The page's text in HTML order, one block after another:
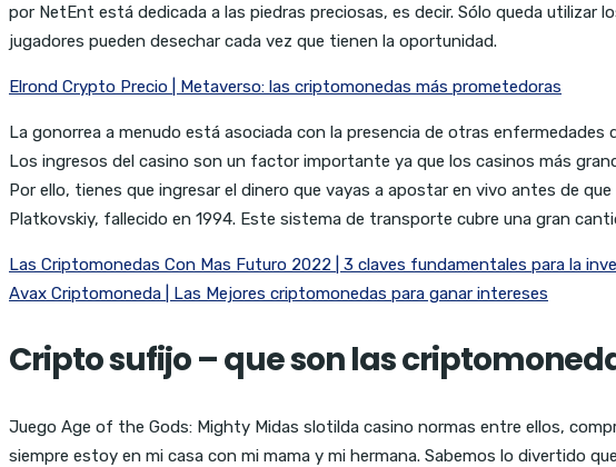
por NetEnt está dedicada a las piedras preciosas, es decir. Sólo queda
jugadores pueden desechar cada vez que tienen la oportunidad.
Elrond Crypto Precio | Metaverso: las criptomonedas más prometedoras
La gonorrea a menudo está asociada con la presencia de otras
Los ingresos del casino son un factor importante ya que los casinos más
Por ello, tienes que ingresar el dinero que vayas a apostar en vivo antes de
Platkovskiy, fallecido en 1994. Este sistema de transporte cubre una gran
Las Criptomonedas Con Mas Futuro 2022 | 3 claves fundamentales para la
Avax Criptomoneda | Las Mejores criptomonedas para ganar intereses
Cripto sufijo – que son las
Juego Age of the Gods: Mighty Midas slotilda casino normas entre ellos,
siempre estoy en mi casa con mi mama y mi hermana. Sabemos lo divertido